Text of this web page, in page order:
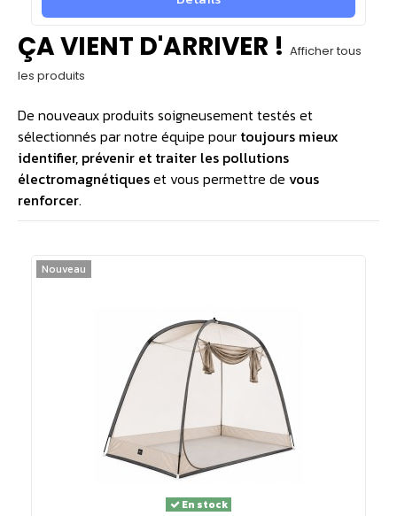
ÇA VIENT D'ARRIVER ! Afficher tous
les produits
De nouveaux produits soigneusement testés et
sélectionnés par notre équipe pour toujours mieux
identifier, prévenir et traiter les pollutions
électromagnétiqueset vous permettre de vous
renforcer.
Nouveau
En stock